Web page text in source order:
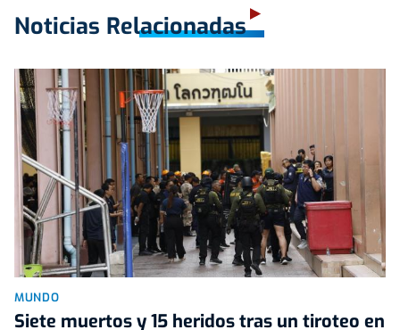
Noticias Relacionadas
MUNDO
Siete muertos y 15 heridos tras un tiroteo en